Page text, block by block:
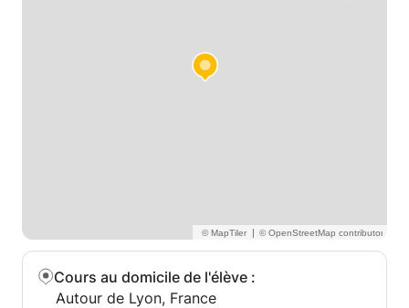
|
Cours au domicile de l'élève :
Autour de Lyon, France